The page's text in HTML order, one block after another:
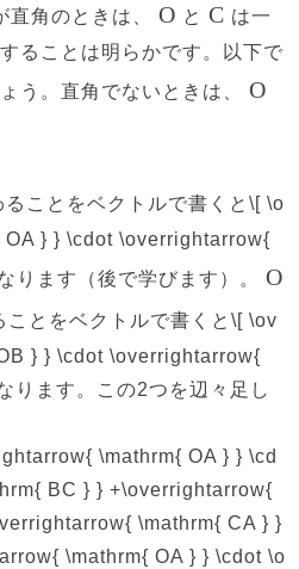
角のときは、 O と C は一
ることは明らかです。以下で
う。直角でないときは、 O
ることをベクトルで書くと\[ \o
} } \cdot \overrightarrow{
ります（後で学びます）。 O
ことをベクトルで書くと\[ \ov
} } \cdot \overrightarrow{
ります。この2つを辺々足し
\mathrm{ OA } } \cd
BC } } +\overrightarrow{
\mathrm{ CA } }
\mathrm{ OA } } \cdot \o